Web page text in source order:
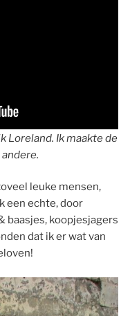
Loreland. Ik maakte de
leuke mensen,
een echte, door
baasjes, koopjesjagers
dat ik er wat van